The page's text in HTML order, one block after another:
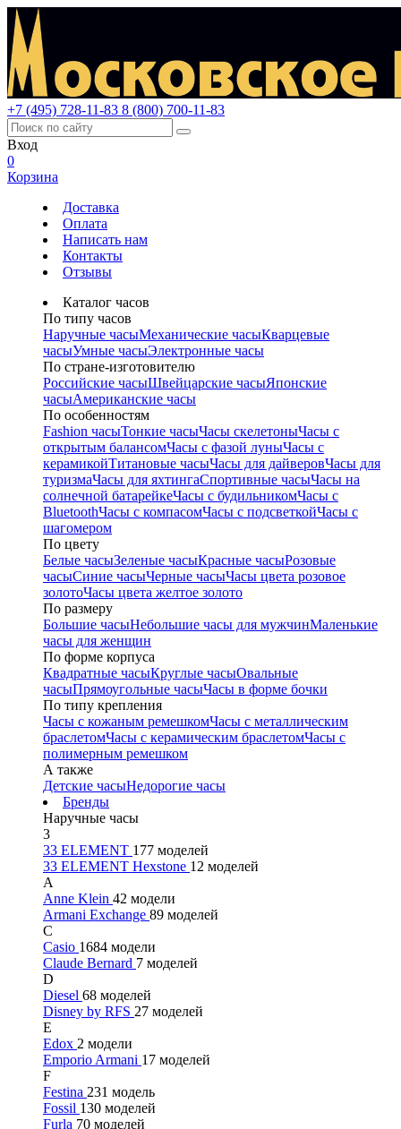
+7 (495) 728-11-83 8 (800) 700-11-83
Вход
0
Корзина
Доставка
Оплата
Написать нам
Контакты
Отзывы
Каталог часов
По типу часов
Наручные часыМеханические часыКварцевые
часыУмные часыЭлектронные часы
По стране-изготовителю
Российские часыШвейцарские часыЯпонские
часыАмериканские часы
По особенностям
Fashion часыТонкие часыЧасы скелетоныЧасы с
открытым балансомЧасы с фазой луныЧасы с
керамикойТитановые часыЧасы для дайверовЧасы для
туризмаЧасы для яхтингаСпортивные часыЧасы на
солнечной батарейкеЧасы с будильникомЧасы с
BluetoothЧасы с компасомЧасы с подсветкойЧасы с
шагомером
По цвету
Белые часыЗеленые часыКрасные часыРозовые
часыСиние часыЧерные часыЧасы цвета розовое
золотоЧасы цвета желтое золото
По размеру
Большие часыНебольшие часы для мужчинМаленькие
часы для женщин
По форме корпуса
Квадратные часыКруглые часыОвальные
часыПрямоугольные часыЧасы в форме бочки
По типу крепления
Часы с кожаным ремешкомЧасы с металлическим
браслетомЧасы с керамическим браслетомЧасы с
полимерным ремешком
А также
Детские часыНедорогие часы
Бренды
Наручные часы
3
33 ELEMENT 177 моделей
33 ELEMENT Hexstone 12 моделей
A
Anne Klein 42 модели
Armani Exchange 89 моделей
C
Casio 1684 модели
Claude Bernard 7 моделей
D
Diesel 68 моделей
Disney by RFS 27 моделей
E
Edox 2 модели
Emporio Armani 17 моделей
F
Festina 231 модель
Fossil 130 моделей
Furla 70 моделей